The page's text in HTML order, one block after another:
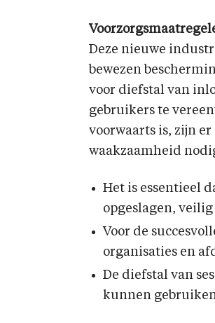
Deze nieuwe
bewezen
voor diefstal van
gebruikers te
voorwaarts is, zijn
waakzaamheid
Het is essentieel
opgeslagen, veilig
Voor de
organisaties en
De diefstal van
kunnen